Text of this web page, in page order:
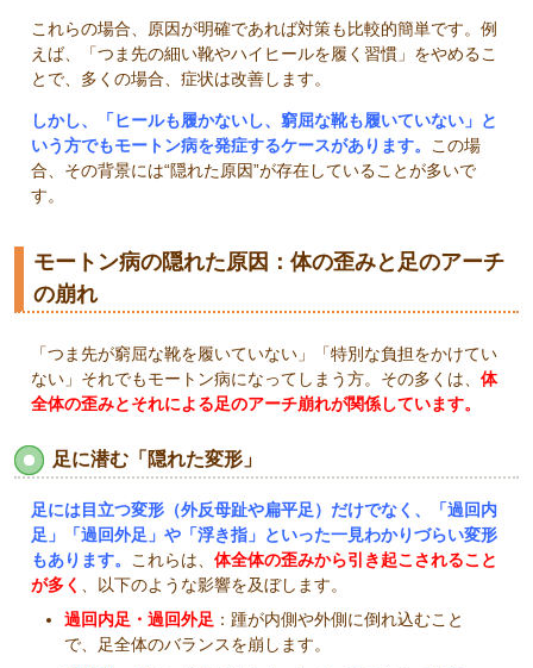
これらの場合、原因が明確であれば対策も比較的簡単です。例
えば、「つま先の細い靴やハイヒールを履く習慣」をやめるこ
とで、多くの場合、症状は改善します。
しかし、「ヒールも履かないし、窮屈な靴も履いていない」と
いう方でもモートン病を発症するケースがあります。
この場
合、その背景には“隠れた原因”が存在していることが多いで
す。
モートン病の隠れた原因：体の歪みと足のアーチ
の崩れ
「つま先が窮屈な靴を履いていない」「特別な負担をかけてい
ない」それでもモートン病になってしまう方。その多くは、 体
全体の歪みとそれによる足のアーチ崩れが関係しています。
足に潜む「隠れた変形」
足には目立つ変形（外反母趾や扁平足）だけでなく、「過回内
足」「過回外足」や「浮き指」といった一見わかりづらい変形
もあります。
これらは、 体全体の歪みから引き起こされること
が多く
、以下のような影響を及ぼします。
過回内足・過回外足 ：踵が内側や外側に倒れ込むこと
で、足全体のバランスを崩します。